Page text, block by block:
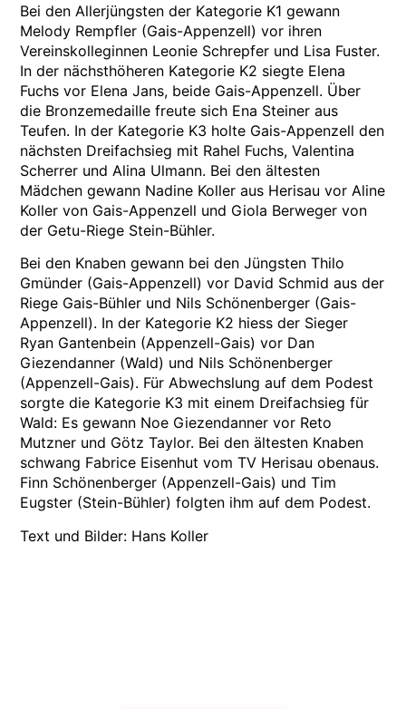
Bei den Allerjüngsten der Kategorie K1 gewann
Melody Rempfler (Gais-Appenzell) vor ihren
Vereinskolleginnen Leonie Schrepfer und Lisa Fuster.
In der nächsthöheren Kategorie K2 siegte Elena
Fuchs vor Elena Jans, beide Gais-Appenzell. Über
die Bronzemedaille freute sich Ena Steiner aus
Teufen. In der Kategorie K3 holte Gais-Appenzell den
nächsten Dreifachsieg mit Rahel Fuchs, Valentina
Scherrer und Alina Ulmann. Bei den ältesten
Mädchen gewann Nadine Koller aus Herisau vor Aline
Koller von Gais-Appenzell und Giola Berweger von
der Getu-Riege Stein-Bühler.
Bei den Knaben gewann bei den Jüngsten Thilo
Gmünder (Gais-Appenzell) vor David Schmid aus der
Riege Gais-Bühler und Nils Schönenberger (Gais-
Appenzell). In der Kategorie K2 hiess der Sieger
Ryan Gantenbein (Appenzell-Gais) vor Dan
Giezendanner (Wald) und Nils Schönenberger
(Appenzell-Gais). Für Abwechslung auf dem Podest
sorgte die Kategorie K3 mit einem Dreifachsieg für
Wald: Es gewann Noe Giezendanner vor Reto
Mutzner und Götz Taylor. Bei den ältesten Knaben
schwang Fabrice Eisenhut vom TV Herisau obenaus.
Finn Schönenberger (Appenzell-Gais) und Tim
Eugster (Stein-Bühler) folgten ihm auf dem Podest.
Text und Bilder: Hans Koller